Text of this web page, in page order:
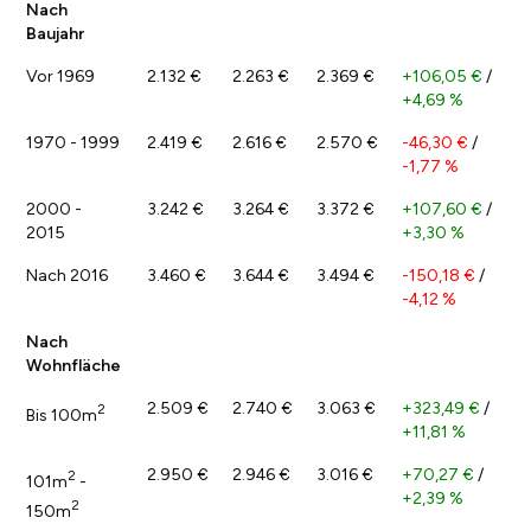
Nach
Baujahr
Vor 1969 2.132 € 2.263 € 2.369 € +106,05 € /
+4,69 %
1970 - 1999 2.419 € 2.616 € 2.570 € -46,30 € /
-1,77 %
2000 -
2015
3.242 € 3.264 € 3.372 € +107,60 € /
+3,30 %
Nach 2016 3.460 € 3.644 € 3.494 € -150,18 € /
-4,12 %
Nach
Wohnfläche
Bis 100m2 2.509 € 2.740 € 3.063 € +323,49 € /
+11,81 %
101m2 -
150m2
2.950 € 2.946 € 3.016 € +70,27 € /
+2,39 %